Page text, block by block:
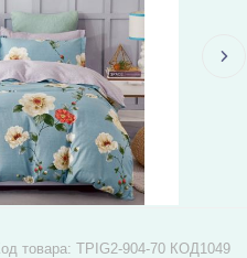
товара: TPIG2-904-70 КОД1049